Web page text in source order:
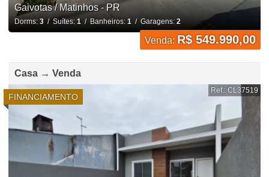
Gaivotas / Matinhos - PR
Dorms: 3/ Suítes: 1 / Banheiros: 1 / Garagens: 2
Venda: R$ 549.990,00
Casa → Venda
FINANCIAMENTO
Ref.: CL37519